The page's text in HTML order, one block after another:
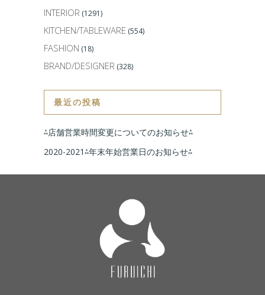
INTERIOR (1291)
KITCHEN/TABLEWARE (554)
FASHION (18)
BRAND/DESIGNER (328)
最近の投稿
⁂店舗営業時間変更についてのお知らせ⁂
2020-2021⁂年末年始営業日のお知らせ⁂